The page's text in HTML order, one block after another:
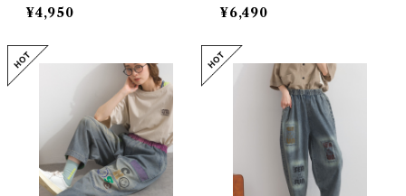
リングデニム切替プルオー
バー / Shirring Sleeve D
enim Panel Pullover
【re-design】
¥4,950
リングデニム切替ワンピー
ス / Shirring Sleeve De
nim Panel Dress 【re-d
esign】
¥6,490